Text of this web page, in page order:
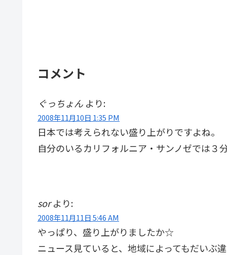
コメント
ぐっちょん より:
2008年11月10日 1:35 PM
日本では考えられない盛り上がりですよね。
自分のいるカリフォルニア・サンノゼでは３
sor より:
2008年11月11日 5:46 AM
やっぱり、盛り上がりましたか☆
ニュース見ていると、地域によってもだいぶ